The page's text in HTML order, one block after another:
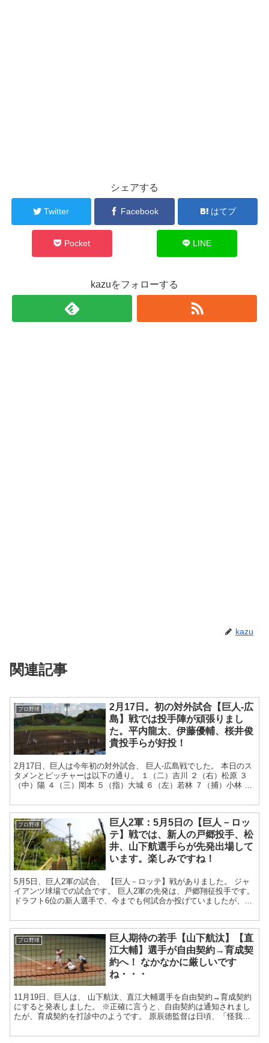
シェアする
Twitter Facebook はてブ
Pocket LINE
kazuをフォローする
kazu
関連記事
プロ野球
2月17日。初の対外試合【巨人‐広
島】戦では投手陣が頑張りまし
た。平内龍太、伊藤優輔、桜井俊
貴投手らが好投！
2月17日、巨人は今年初の対外試合、 巨人‐広島戦でした。 本日のス
タメンとピッチャーは以下の通り。 １（二）吉川 ２（右）松原 ３
（中）陽 ４（三）岡本 ５（指）大城 ６（左）若林 ７（捕）小林 ８
プロ野球
巨人2軍：5月5日の【巨人－ロッ
テ】戦では、新人の戸郷投手、松
井、山下航選手らが先発出場して
います。楽しみですね！
5月5日、巨人2軍の試合、 【巨人－ロッテ】戦がありました。 ジャ
イアンツ球場での試合です。 巨人2軍の先発は、戸郷翔征投手です。
ドラフト6位の新人選手で、今までも何試合か投げていましたが、先
プロ野球
巨人期待の若手【山下航汰】【直
江大輔】選手が自由契約→育成契
約へ！ なかなかに厳しいです
ね・・・
11月19日、巨人は、 山下航汰、直江大輔選手を自由契約→育成契約
にすると発表しました。 ※正確に言うと、自由契約は通知されまし
たが、育成契約を打診中のようです。 原辰徳監督は日頃、「怪我な